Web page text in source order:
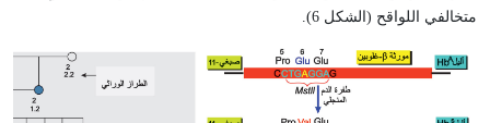
متخالفي اللواقح (الشكل 6).